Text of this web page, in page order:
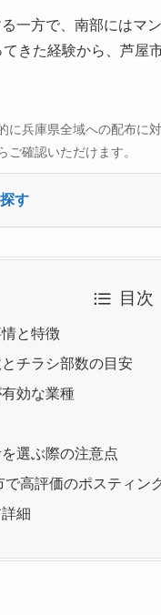
一方で、南部にはマ
きた経験から、芦屋
兵庫県全域への配布に
確認いただけます。
す
目次
と特徴
チラシ部数の目安
効な業種
選ぶ際の注意点
で高評価のポスティン
細